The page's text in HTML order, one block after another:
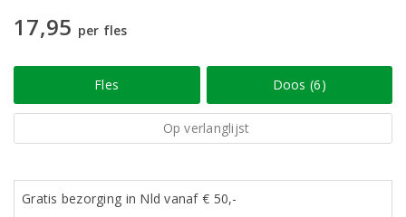
17,95 per fles
Fles Doos (6)
Op verlanglijst
Gratis bezorging in Nld vanaf € 50,-